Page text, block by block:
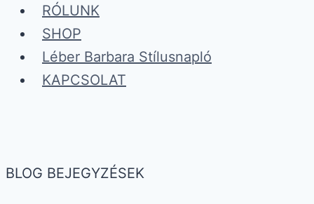
RÓLUNK
SHOP
Léber Barbara Stílusnapló
KAPCSOLAT
BLOG BEJEGYZÉSEK